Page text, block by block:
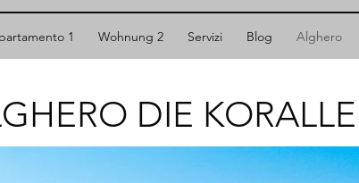
1 Wohnung 2 Servizi Blog Alghero
DIE